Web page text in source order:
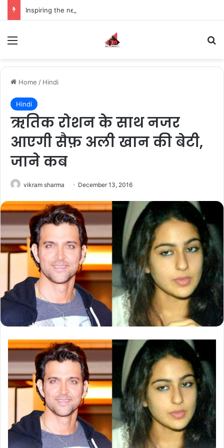
Home / Hindi
Hindi
ऋतिक रोशन के साथ नजर
आएगी सैफ़ अली खान की बेटी,
जाने कब
vikram sharma December 13, 2016